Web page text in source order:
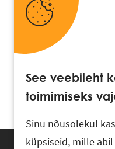
See veebileht
toimimiseks
Sinu nõusolekul
küpsiseid, mille